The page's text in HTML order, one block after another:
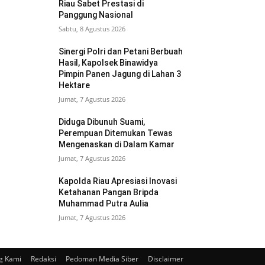
Riau Sabet Prestasi di
Panggung Nasional
Sabtu, 8 Agustus 2026
Sinergi Polri dan Petani Berbuah
Hasil, Kapolsek Binawidya
Pimpin Panen Jagung di Lahan 3
Hektare
Jumat, 7 Agustus 2026
Diduga Dibunuh Suami,
Perempuan Ditemukan Tewas
Mengenaskan di Dalam Kamar
Jumat, 7 Agustus 2026
Kapolda Riau Apresiasi Inovasi
Ketahanan Pangan Bripda
Muhammad Putra Aulia
Jumat, 7 Agustus 2026
Kami Redaksi Pedoman Media Siber Disclaimer